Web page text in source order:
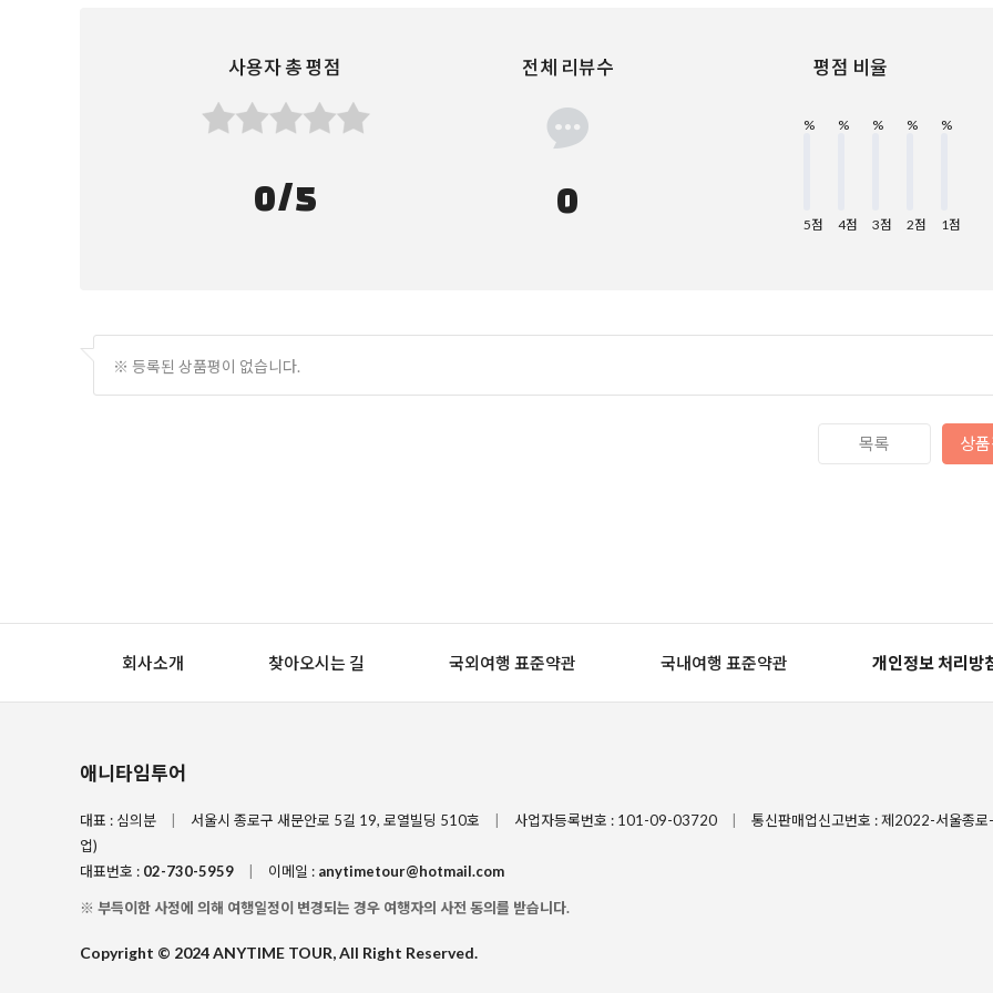
유네스코 지정 세계 지질공원, 양원석, 음원석 등
저녁공양 후 호텔 투숙
육조스님의 최초 설법도량
숙박시설은 현재 미정입니다.
숙박시설은 현재 미정입니다.
사용자 총 평점 전체 리뷰수 평점 비율
0/5 0
%
5점
%
4점
%
3점
%
2점
%
1점
※ 등록된 상품평이 없습니다.
목록 상
회사소개 찾아오시는 길 국외여행 표준약관 국내여행 표준약관 개인정보 처리방
애니타임투어
대표 : 심의분 서울시 종로구 새문안로 5길 19, 로열빌딩 510호 사업자등록번호 : 101-09-03720
통신판매업신고번호 : 제2022-서울종
업)
대표번호 : 02-730-5959 이메일 : anytimetour@hotmail.com
※ 부득이한 사정에 의해 여행일정이 변경되는 경우 여행자의 사전 동의를 받습니다.
Copyright © 2024 ANYTIME TOUR, All Right Reserved.